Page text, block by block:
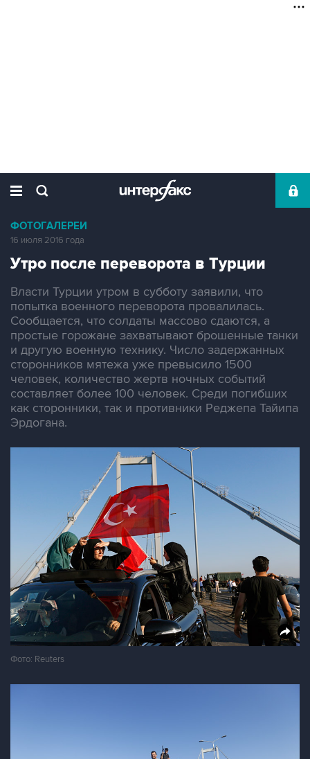
ФОТОГАЛЕРЕИ
16 июля 2016 года
Утро после переворота в Турции
Власти Турции утром в субботу заявили, что
попытка военного переворота провалилась.
Сообщается, что солдаты массово сдаются, а
простые горожане захватывают брошенные танки
и другую военную технику. Число задержанных
сторонников мятежа уже превысило 1500
человек, количество жертв ночных событий
составляет более 100 человек. Среди погибших
как сторонники, так и противники Реджепа Тайипа
Эрдогана.
Фото: Reuters